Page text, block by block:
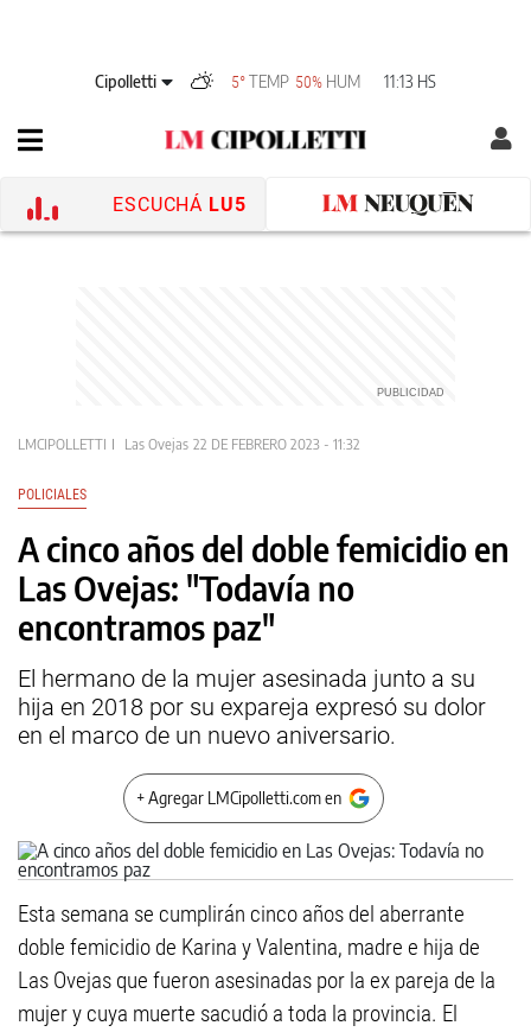
Cipolletti 5° TEMP 50% HUM 11:13 HS
ESCUCHÁ LU5
LMCIPOLLETTI Las Ovejas 22 DE FEBRERO 2023 - 11:32
POLICIALES
A cinco años del doble femicidio en
Las Ovejas: "Todavía no
encontramos paz"
El hermano de la mujer asesinada junto a su
hija en 2018 por su expareja expresó su dolor
en el marco de un nuevo aniversario.
+ Agregar LMCipolletti.com en
Esta semana se cumplirán cinco años del aberrante
doble femicidio de Karina y Valentina, madre e hija de
Las Ovejas que fueron asesinadas por la ex pareja de la
mujer y cuya muerte sacudió a toda la provincia. El